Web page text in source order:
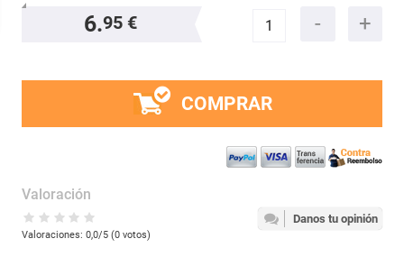
6.95 €
COMPRAR
Danos tu opinión
Valoración
Valoraciones: 0,0/5 (0votos)